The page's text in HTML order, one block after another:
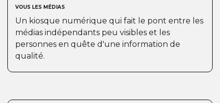
VOUS LES MÉDIAS
Un kiosque numérique qui fait le pont entre les
médias indépendants peu visibles et les
personnes en quête d'une information de
qualité.